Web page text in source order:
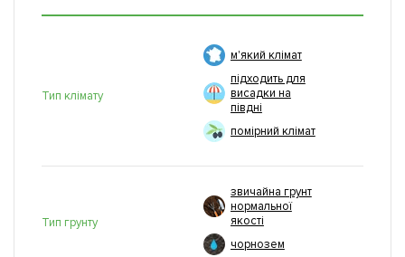
Тип клімату
м'який клімат
підходить для
висадки на
півдні
помірний клімат
Тип грунту
звичайна грунт
нормальної
якості
чорнозем